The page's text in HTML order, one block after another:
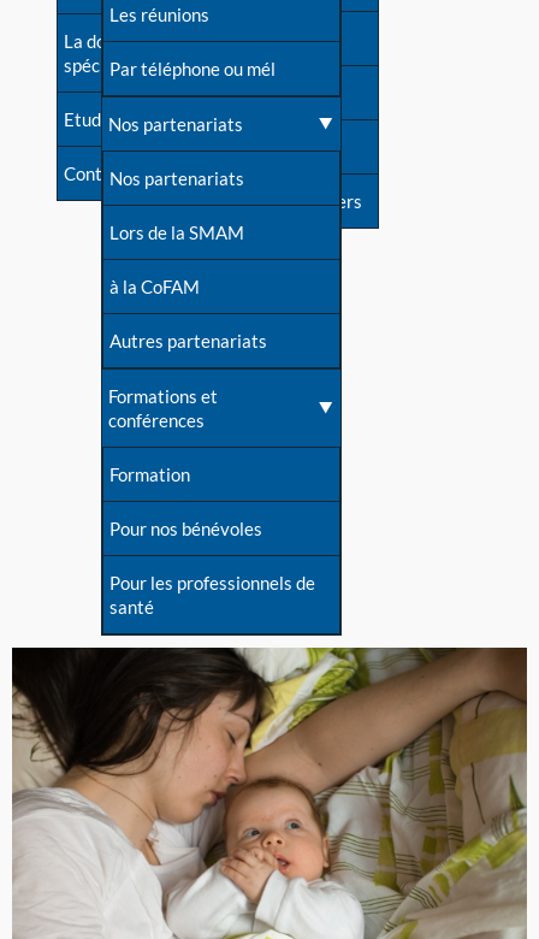
Mythes et vérités
Devenir animatrice ?
Une question sur le site
La documentation
spécialisée
Etudes récentes
Contact
Soutenir LLL
Livre d'or
Forum
S'inscrire à nos newsletters
Les réunions
Par téléphone ou mél
Nos partenariats
Nos partenariats
Lors de la SMAM
à la CoFAM
Autres partenariats
Formations et
conférences
Formation
Pour nos bénévoles
Pour les professionnels de
santé